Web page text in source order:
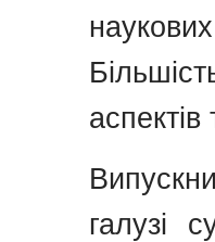
аспектів
галузі